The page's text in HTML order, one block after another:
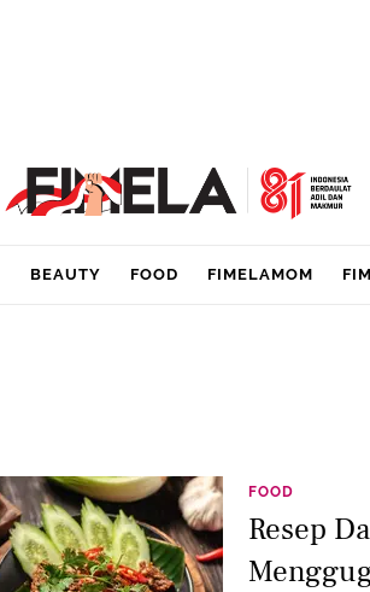
BEAUTY FOOD FIMELAMOM
FOOD
Resep